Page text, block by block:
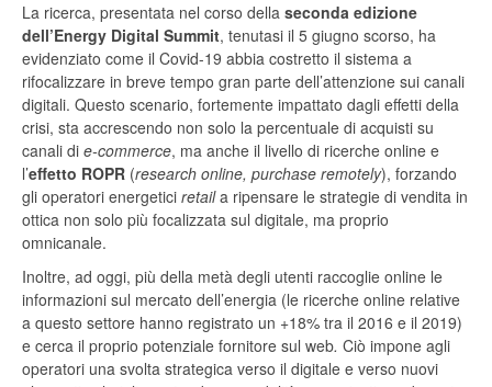
La ricerca, presentata nel corso della seconda edizione
dell’Energy Digital Summit, tenutasi il 5 giugno scorso, ha
evidenziato come il Covid-19 abbia costretto il sistema a
rifocalizzare in breve tempo gran parte dell’attenzione sui canali
digitali. Questo scenario, fortemente impattato dagli effetti della
crisi, sta accrescendo non solo la percentuale di acquisti su
canali di e-commerce, ma anche il livello di ricerche online e
l’effetto ROPR (research online, purchase remotely), forzando
gli operatori energetici retaila ripensare le strategie di vendita in
ottica non solo più focalizzata sul digitale, ma proprio
omnicanale.
Inoltre, ad oggi, più della metà degli utenti raccoglie online le
informazioni sul mercato dell’energia (le ricerche online relative
a questo settore hanno registrato un +18% tra il 2016 e il 2019)
e cerca il proprio potenziale fornitore sul web. Ciò impone agli
operatori una svolta strategica verso il digitale e verso nuovi